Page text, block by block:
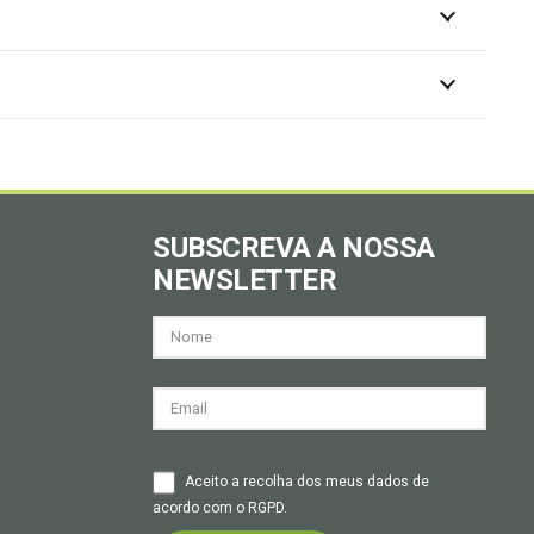
SUBSCREVA A NOSSA
NEWSLETTER
Aceito a recolha dos meus dados de
acordo com o RGPD.